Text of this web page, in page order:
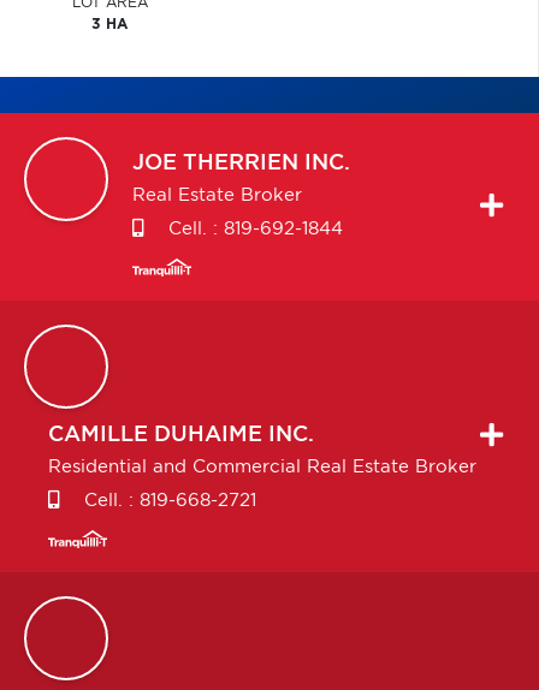
3 HA
JOE THERRIEN INC.
Real Estate Broker
Cell. : 819-692-1844
CAMILLE DUHAIME INC.
Residential and Commercial Real Estate Broker
Cell. : 819-668-2721